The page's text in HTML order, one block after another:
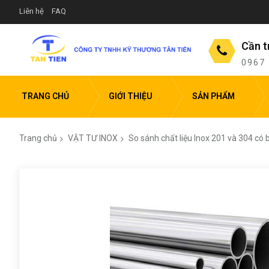
Liên hệ FAQ
Cần
0967
TRANG CHỦ GIỚI THIỆU SẢN PHẨM
Trang chủ VẬT TƯ INOX So sánh chất liệu Inox 201 và 304 có